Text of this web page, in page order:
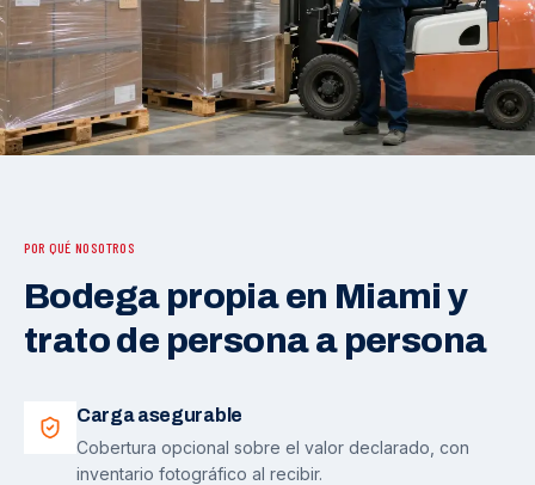
POR QUÉ NOSOTROS
Bodega propia en Miami y
trato de persona a persona
Carga asegurable
Cobertura opcional sobre el valor declarado, con
inventario fotográfico al recibir.